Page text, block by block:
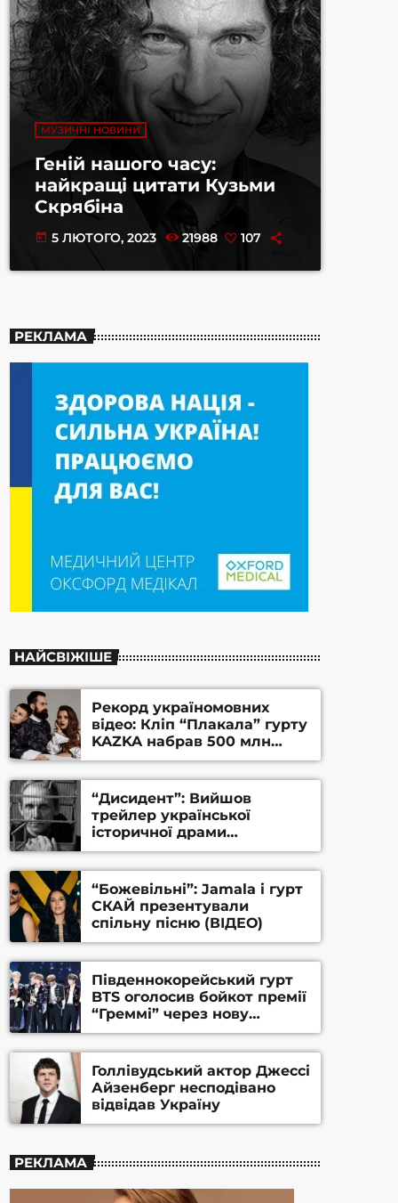
МУЗИЧНІ НОВИНИ
Геній нашого часу:
найкращі цитати Кузьми
Скрябіна
today 5 ЛЮТОГО, 2023 21988 107
РЕКЛАМА
НАЙСВІЖІШЕ
Рекорд україномовних
відео: Кліп “Плакала” гурту
KAZKA набрав 500 млн
переглядів на YouTube
“Дисидент”: Вийшов
трейлер української
історичної драми
Станіслава Гуренка та
Андрія Алфьорова (ВІДЕО)
“Божевільні”: Jamala і гурт
СКАЙ презентували
спільну пісню (ВІДЕО)
Південнокорейський гурт
BTS оголосив бойкот премії
“Греммі” через нову
номінацію
Голлівудський актор Джессі
Айзенберг несподівано
відвідав Україну
РЕКЛАМА